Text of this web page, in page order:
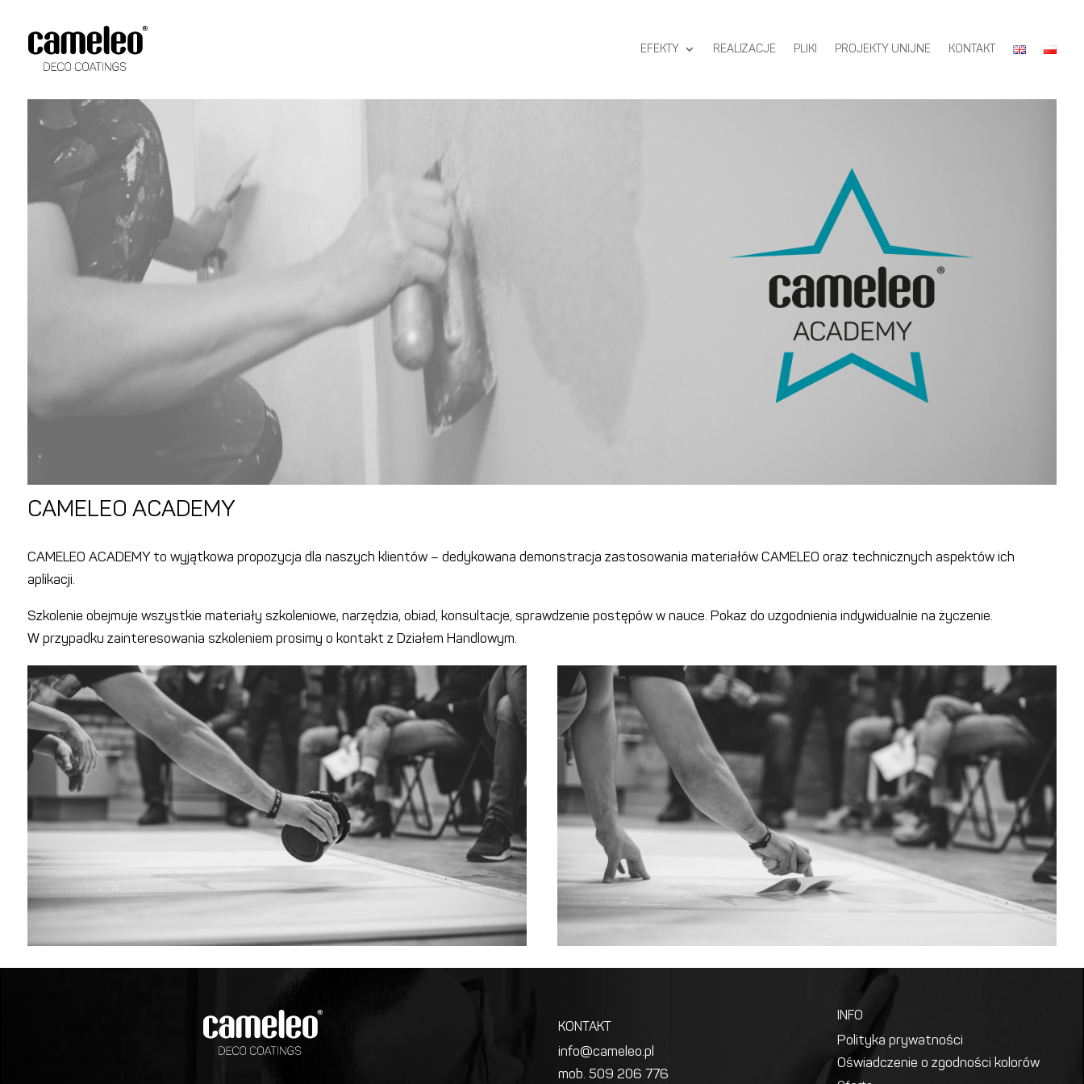
EFEKTY REALIZACJE PLIKI PROJEKTY UNIJNE KONTAKT
CAMELEO ACADEMY
CAMELEO ACADEMY to wyjątkowa propozycja dla naszych klientów – dedykowana demonstracja zastosowania materiałów CAMELEO oraz technicznych aspektów ich
aplikacji.
Szkolenie obejmuje wszystkie materiały szkoleniowe, narzędzia, obiad, konsultacje, sprawdzenie postępów w nauce. Pokaz do uzgodnienia indywidualnie na życzenie.
W przypadku zainteresowania szkoleniem prosimy o kontakt z Działem Handlowym.
KONTAKT
info@cameleo.pl
mob. 509 206 776
INFO
Polityka prywatności
Oświadczenie o zgodności kolorów